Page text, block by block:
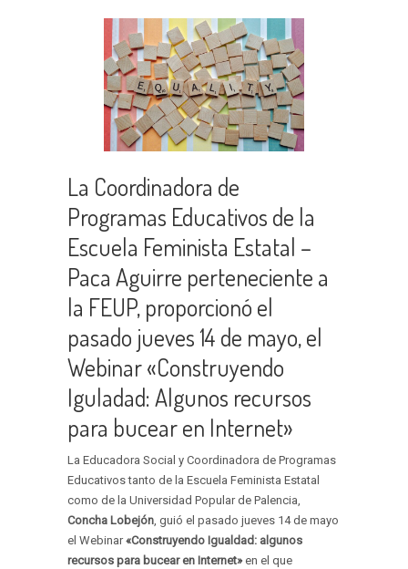
La Coordinadora de
Programas Educativos de la
Escuela Feminista Estatal –
Paca Aguirre perteneciente a
la FEUP, proporcionó el
pasado jueves 14 de mayo, el
Webinar «Construyendo
Iguladad: Algunos recursos
para bucear en Internet»
La Educadora Social y Coordinadora de Programas
Educativos tanto de la Escuela Feminista Estatal
como de la Universidad Popular de Palencia,
Concha Lobejón, guió el pasado jueves 14 de mayo
el Webinar«Construyendo Igualdad: algunos
recursos para bucear en Internet» en el que